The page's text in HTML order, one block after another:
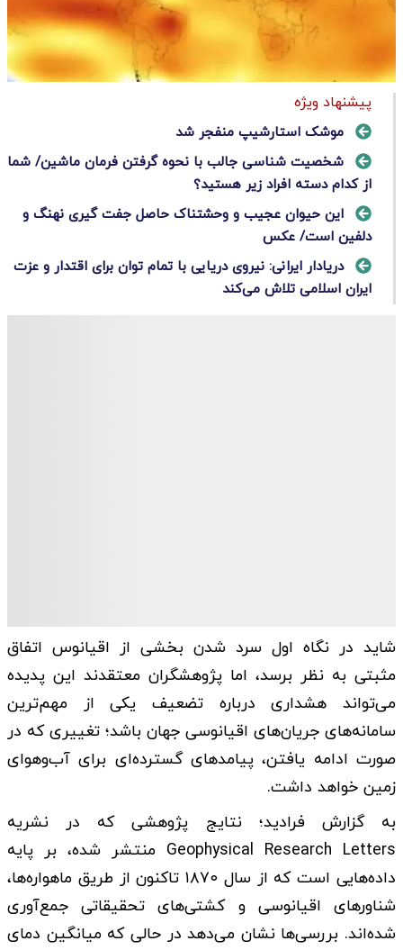
پیشنهاد ویژه
موشک استارشیپ منفجر شد
شخصیت شناسی جالب با نحوه گرفتن فرمان ماشین/ شما
از کدام دسته افراد زیر هستید؟
این حیوان عجیب و وحشتناک حاصل جفت گیری نهنگ و
دلفین است/ عکس
دریادار ایرانی: نیروی دریایی با تمام توان برای اقتدار و عزت
ایران اسلامی تلاش می‌کند
شاید در نگاه اول سرد شدن بخشی از اقیانوس اتفاق
مثبتی به نظر برسد، اما پژوهشگران معتقدند این پدیده
می‌تواند هشداری درباره تضعیف یکی از مهم‌ترین
سامانه‌های جریان‌های اقیانوسی جهان باشد؛ تغییری که در
صورت ادامه یافتن، پیامدهای گسترده‌ای برای آب‌وهوای
زمین خواهد داشت.
به گزارش فرادید؛ نتایج پژوهشی که در نشریه
Geophysical Research Letters منتشر شده، بر پایه
داده‌هایی است که از سال ۱۸۷۰ تاکنون از طریق ماهواره‌ها،
شناورهای اقیانوسی و کشتی‌های تحقیقاتی جمع‌آوری
شده‌اند. بررسی‌ها نشان می‌دهد در حالی که میانگین دمای